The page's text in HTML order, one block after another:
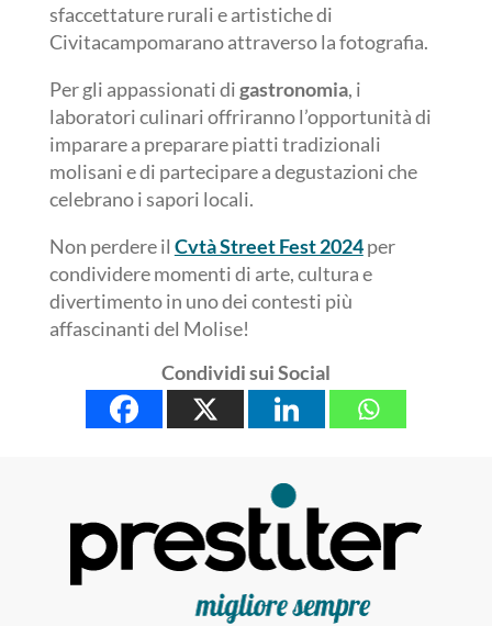
sfaccettature rurali e artistiche di
Civitacampomarano attraverso la fotografia.
Per gli appassionati digastronomia, i
laboratori culinari offriranno l’opportunità di
imparare a preparare piatti tradizionali
molisani e di partecipare a degustazioni che
celebrano i sapori locali.
Non perdere il Cvtà Street Fest 2024per
condividere momenti di arte, cultura e
divertimento in uno dei contesti più
affascinanti del Molise!
Condividi sui Social